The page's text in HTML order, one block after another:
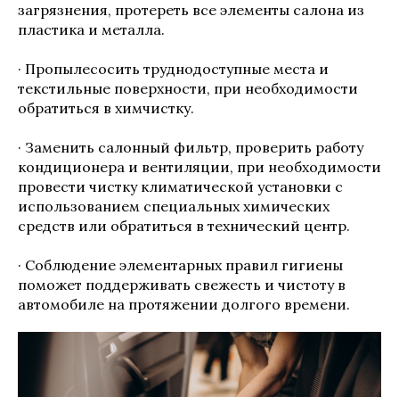
загрязнения, протереть все элементы салона из
пластика и металла.
· Пропылесосить труднодоступные места и
текстильные поверхности, при необходимости
обратиться в химчистку.
· Заменить салонный фильтр, проверить работу
кондиционера и вентиляции, при необходимости
провести чистку климатической установки с
использованием специальных химических
средств или обратиться в технический центр.
· Соблюдение элементарных правил гигиены
поможет поддерживать свежесть и чистоту в
автомобиле на протяжении долгого времени.